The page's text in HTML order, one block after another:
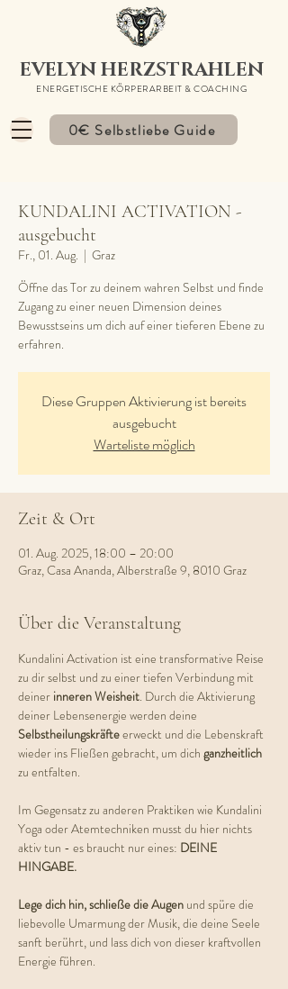
ENERGETISCHE KÖRPERARBEIT & COACHING
EVELYN HERZSTRAHLEN
0€ Selbstliebe Guide
KUNDALINI ACTIVATION -
ausgebucht
Fr., 01. Aug.
  |
Graz
Öffne das Tor zu deinem wahren Selbst und finde
Zugang zu einer neuen Dimension deines
Bewusstseins um dich auf einer tieferen Ebene zu
erfahren.
Diese Gruppen Aktivierung ist bereits
ausgebucht
Warteliste möglich
Zeit & Ort
01. Aug. 2025, 18:00 – 20:00
Graz, Casa Ananda, Alberstraße 9, 8010 Graz
Über die Veranstaltung
Kundalini Activation ist eine transformative Reise
zu dir selbst und zu einer tiefen Verbindung mit
deiner inneren Weisheit. Durch die Aktivierung
deiner Lebensenergie werden deine
Selbstheilungskräfte erweckt und die Lebenskraft
wieder ins Fließen gebracht, um dich ganzheitlich
zu entfalten.
Im Gegensatz zu anderen Praktiken wie Kundalini
Yoga oder Atemtechniken musst du hier nichts
aktiv tun - es braucht nur eines: DEINE
HINGABE.
Lege dich hin, schließe die Augen und spüre die
liebevolle Umarmung der Musik, die deine Seele
sanft berührt, und lass dich von dieser kraftvollen
Energie führen.